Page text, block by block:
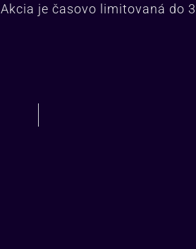
Akcia je časovo limitovaná do